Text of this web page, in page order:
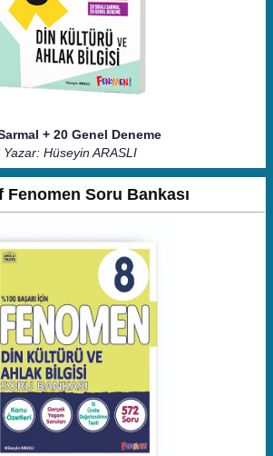
+ 20 Genel Deneme
Yazar: Hüseyin ARASLI
Fenomen Soru Bankası